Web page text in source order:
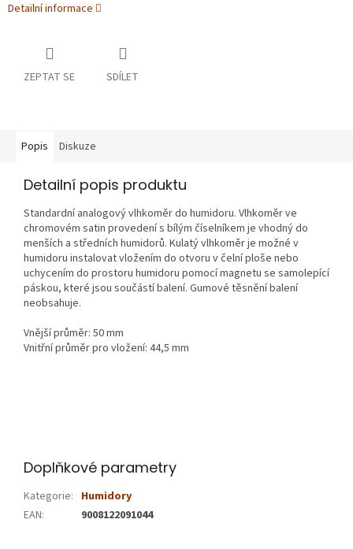
Detailní informace
ZEPTAT SE SDÍLET
Popis Diskuze
Detailní popis produktu
Standardní analogový vlhkoměr do humidoru. Vlhkoměr ve
chromovém satin provedení s bílým číselníkem je vhodný do
menších a středních humidorů. Kulatý vlhkoměr je možné v
humidoru instalovat vložením do otvoru v čelní ploše nebo
uchycením do prostoru humidoru pomocí magnetu se samolepící
páskou, které jsou součástí balení. Gumové těsnění balení
neobsahuje.
Vnější průměr: 50 mm
Vnitřní průměr pro vložení: 44,5 mm
Doplňkové parametry
Kategorie: Humidory
EAN: 9008122091044